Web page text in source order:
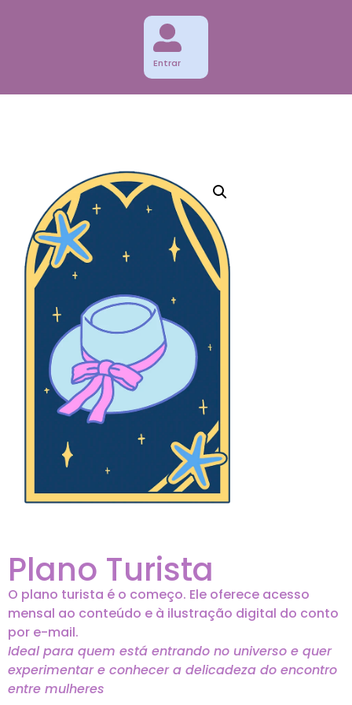
Entrar
Plano Turista
O plano turista é o começo. Ele oferece acesso
mensal ao conteúdo e à ilustração digital do conto
por e-mail.
Ideal para quem está entrando no universo e quer
experimentar e conhecer a delicadeza do encontro
entre mulheres